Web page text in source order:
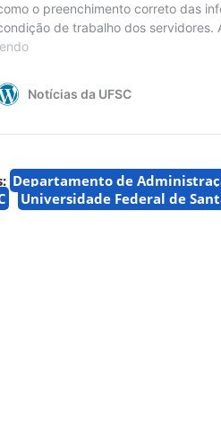
Departamento de
Universidade Federal de